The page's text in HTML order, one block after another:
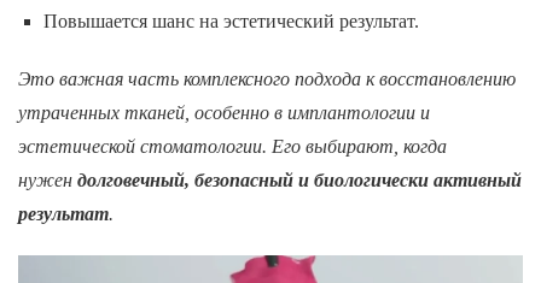
Повышается шанс на эстетический результат.
Это важная часть комплексного подхода к восстановлению
утраченных тканей, особенно в имплантологии и
эстетической стоматологии. Его выбирают, когда
нужен долговечный, безопасный и биологически активный
результат.